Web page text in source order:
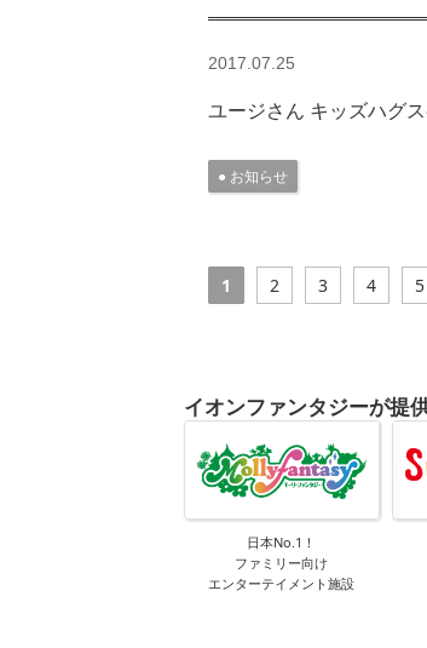
2017.07.25
ユージさん キッズハグ
お知らせ
1 2 3 4 5
イオンファンタジーが提
日本No.1！
ファミリー向け
エンターテイメント施設